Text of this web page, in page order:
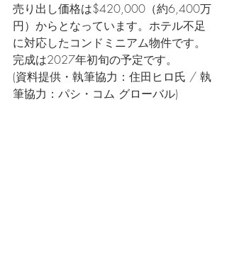
売り出し価格は$420,000（約6,400万
円）からとなっています。ホテル不足
に対応したコンドミニアム物件です。
完成は2027年初旬の予定です。
(資料提供・執筆協力：住田ヒロ氏 / 執
筆協力：パシ・コム グローバル)